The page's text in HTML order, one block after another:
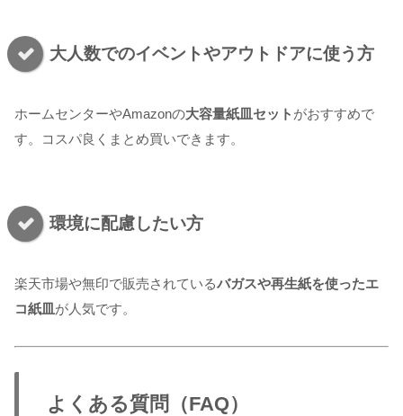
大人数でのイベントやアウトドアに使う方
ホームセンターやAmazonの大容量紙皿セット がおすすめで
す。コスパ良くまとめ買いできます。
環境に配慮したい方
楽天市場や無印で販売されているバガスや再生紙を使ったエ
コ紙皿 が人気です。
よくある質問（FAQ）